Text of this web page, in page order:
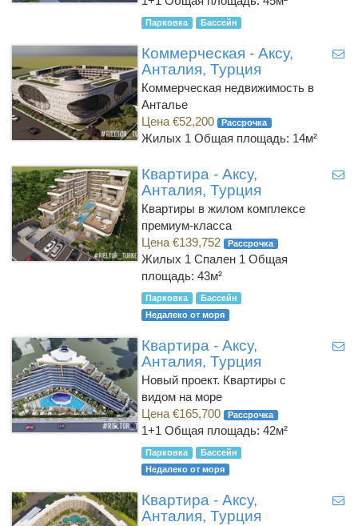
Парковка Бассейн
Коммерческая - Аксу,
Анталия, Турция
Коммерческая недвижимость в
Анталье
Цена €52,200
Рассрочка
Жилых 1 Общая площадь: 14м²
Квартира - Аксу,
Анталия, Турция
Квартиры в жилом комплексе
премиум-класса
Цена €139,752
Рассрочка
Жилых 1 Спален 1 Общая
площадь: 43м²
Парковка
Бассейн
Недалеко от моря
Квартира - Аксу,
Анталия, Турция
Новый проект. Квартиры с
видом на море
Цена €165,700
Рассрочка
1+1 Общая площадь: 42м²
Парковка
Бассейн
Недалеко от моря
Квартира - Аксу,
Анталия, Турция